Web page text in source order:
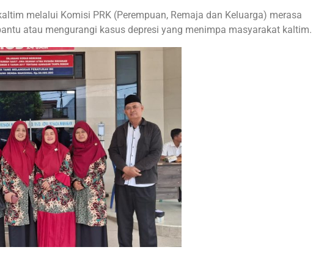
melalui Komisi PRK (Perempuan, Remaja dan Keluarga) merasa
atau mengurangi kasus depresi yang menimpa masyarakat kaltim.